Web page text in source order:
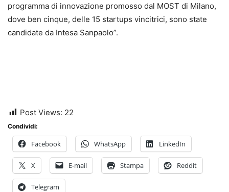
programma di innovazione promosso dal MOST di Milano,
dove ben cinque, delle 15 startups vincitrici, sono state
candidate da Intesa Sanpaolo”.
Post Views: 22
Condividi:
Facebook WhatsApp LinkedIn
X E-mail Stampa Reddit
Telegram